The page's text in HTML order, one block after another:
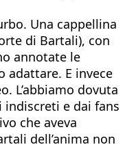
Una cappellina
di Bartali), con
annotate le
adattare. E invece
L’abbiamo dovuta
e dai fans
che aveva
dell’anima non